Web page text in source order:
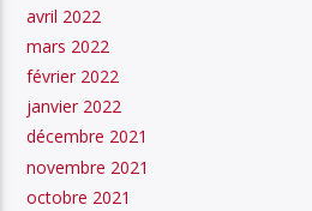
avril 2022
mars 2022
février 2022
janvier 2022
décembre 2021
novembre 2021
octobre 2021